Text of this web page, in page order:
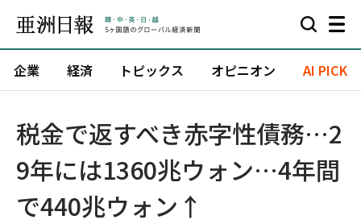
企業 経済 トピックス オピニオン AI PICK
税金で返すべき赤字性債務…2
9年には1360兆ウォン…4年間
で440兆ウォン↑